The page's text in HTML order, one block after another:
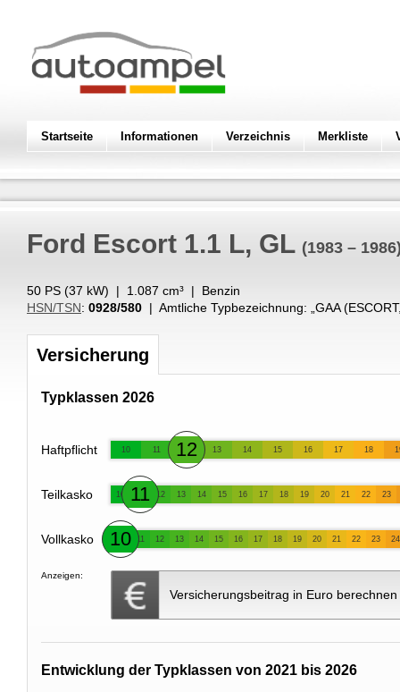
Startseite Informationen Verzeichnis Merkliste
Ford Escort 1.1 L, GL (1983 –
50 PS (37 kW) | 1.087 cm³ | Benzin
HSN/TSN: 0928/580 | Amtliche Typbezeichnung: „ GAA
Versicherung
Typklassen 2026
Haftpflicht 10 11 12 13 14 15 16 17 18
Teilkasko 10 11 12 13 14 15 16 17 18 19 20 21 22 23
Vollkasko 10 11 12 13 14 15 16 17 18 19 20 21 22 23 24
Anzeigen:
Versicherungsbeitrag in Euro berechnen
Entwicklung der Typklassen von 2021 bis 2026